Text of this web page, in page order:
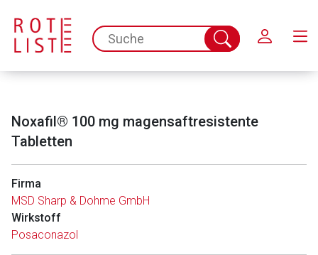
spc.search.input.placeholder
Suche
abschicken
Noxafil® 100 mg magensaftresistente
Tabletten
Firma
MSD Sharp & Dohme GmbH
Wirkstoff
Posaconazol